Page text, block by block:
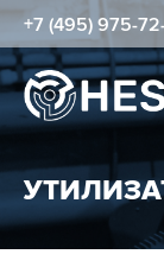
+7 (495) 975-